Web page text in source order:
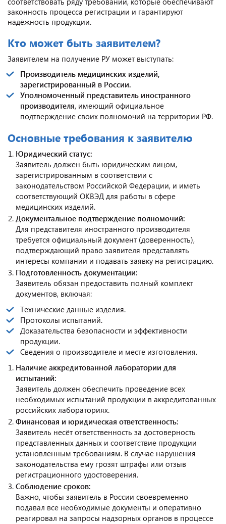
законность процесса регистрации и гарантируют
надёжность продукции.
Кто может быть заявителем?
Заявителем на получение РУ может выступать:
Производитель медицинских изделий,
зарегистрированный в России.
Уполномоченный представитель иностранного
производителя, имеющий официальное
подтверждение своих полномочий на территории РФ.
Основные требования к заявителю
Юридический статус:
Заявитель должен быть юридическим лицом,
зарегистрированным в соответствии с
законодательством Российской Федерации, и иметь
соответствующий ОКВЭД для работы в сфере
медицинских изделий.
Документальное подтверждение полномочий:
Для представителя иностранного производителя
требуется официальный документ (доверенность),
подтверждающий право заявителя представлять
интересы компании и подавать заявку на регистрацию.
Подготовленность документации:
Заявитель обязан предоставить полный комплект
документов, включая:
Технические данные изделия.
Протоколы испытаний.
Доказательства безопасности и эффективности
продукции.
Сведения о производителе и месте изготовления.
Наличие аккредитованной лаборатории для
испытаний:
Заявитель должен обеспечить проведение всех
необходимых испытаний продукции в аккредитованных
российских лабораториях.
Финансовая и юридическая ответственность:
Заявитель несёт ответственность за достоверность
представленных данных и соответствие продукции
установленным требованиям. В случае нарушения
законодательства ему грозят штрафы или отзыв
регистрационного удостоверения.
Соблюдение сроков:
Важно, чтобы заявитель в России своевременно
подавал все необходимые документы и оперативно
реагировал на запросы надзорных органов в процессе